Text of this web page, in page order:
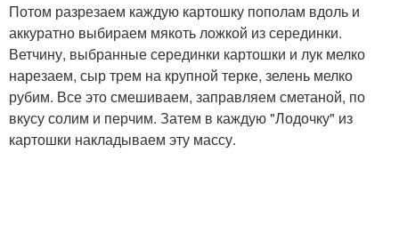
Потом разрезаем каждую картошку пополам вдоль и
аккуратно выбираем мякоть ложкой из серединки.
Ветчину, выбранные серединки картошки и лук мелко
нарезаем, сыр трем на крупной терке, зелень мелко
рубим. Все это смешиваем, заправляем сметаной, по
вкусу солим и перчим. Затем в каждую "Лодочку" из
картошки накладываем эту массу.